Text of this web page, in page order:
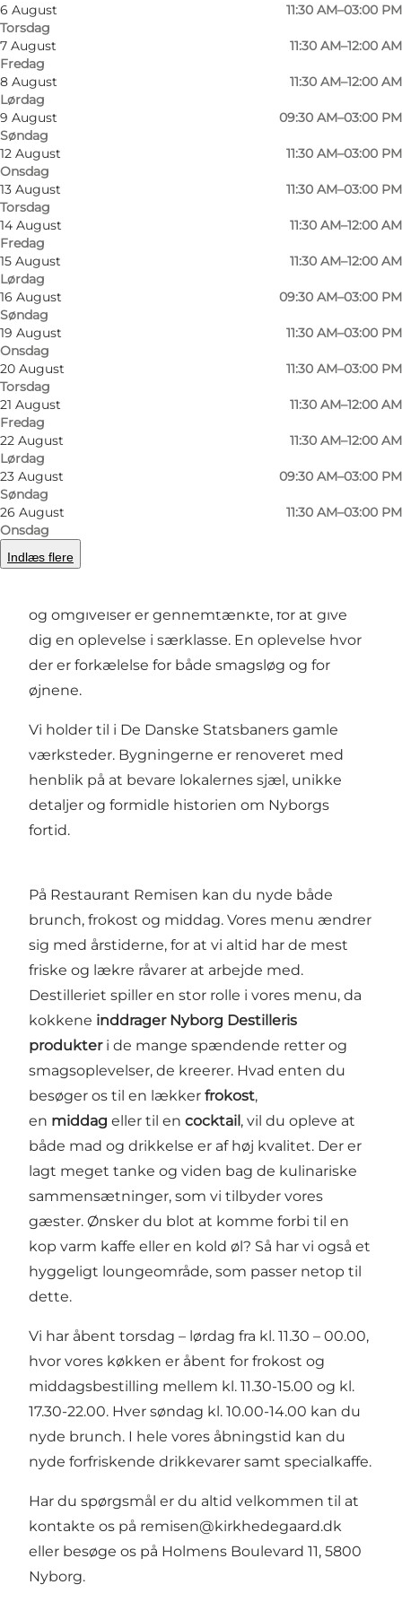
6 August
Torsdag
11:30 AM–03:00 PM
7 August
Fredag
11:30 AM–12:00 AM
8 August
Lørdag
11:30 AM–12:00 AM
9 August
Søndag
09:30 AM–03:00 PM
12 August
Onsdag
11:30 AM–03:00 PM
13 August
Torsdag
11:30 AM–03:00 PM
14 August
Fredag
11:30 AM–12:00 AM
15 August
Lørdag
11:30 AM–12:00 AM
16 August
Søndag
09:30 AM–03:00 PM
19 August
Onsdag
11:30 AM–03:00 PM
20 August
Torsdag
11:30 AM–03:00 PM
21 August
Fredag
11:30 AM–12:00 AM
22 August
Lørdag
11:30 AM–12:00 AM
23 August
Søndag
09:30 AM–03:00 PM
26 August
Onsdag
11:30 AM–03:00 PM
Indlæs flere
Restaurant Remisen Foto:
HosRestaurant Remisen i Nyborg
byder vi
vores gæster velkommen i
med fokus på stil, kvalitet, mad af særdeles høj
og omgivelser er gennemtænkte, for at give
dig en oplevelse i særklasse. En oplevelse hvor
der er forkælelse for både smagsløg og for
øjnene.
Vi holder til i De Danske Statsbaners gamle
værksteder. Bygningerne er renoveret med
henblik på at bevare lokalernes sjæl, unikke
detaljer og formidle historien om Nyborgs
fortid.
På Restaurant Remisen kan du nyde både
brunch, frokost og middag. Vores menu ændrer
sig med årstiderne, for at vi altid har de mest
friske og lækre råvarer at arbejde med.
Destilleriet spiller en stor rolle i vores menu, da
kokkene inddrager Nyborg Destilleris
produkteri de mange spændende retter og
smagsoplevelser, de kreerer. Hvad enten du
besøger os til en lækker frokost,
en middag eller til en cocktail, vil du opleve at
både mad og drikkelse er af høj kvalitet. Der er
lagt meget tanke og viden bag de kulinariske
sammensætninger, som vi tilbyder vores
gæster. Ønsker du blot at komme forbi til en
kop varm kaffe eller en kold øl? Så har vi også et
hyggeligt loungeområde, som passer netop til
dette.
Vi har åbent torsdag – lørdag fra kl. 11.30 – 00.00,
hvor vores køkken er åbent for frokost og
middagsbestilling mellem kl. 11.30-15.00 og kl.
17.30-22.00. Hver søndag kl. 10.00-14.00 kan du
nyde brunch. I hele vores åbningstid kan du
nyde forfriskende drikkevarer samt specialkaffe.
Har du spørgsmål er du altid velkommen til at
kontakte os på remisen@kirkhedegaard.dk
eller besøge os på Holmens Boulevard 11, 5800
Nyborg.